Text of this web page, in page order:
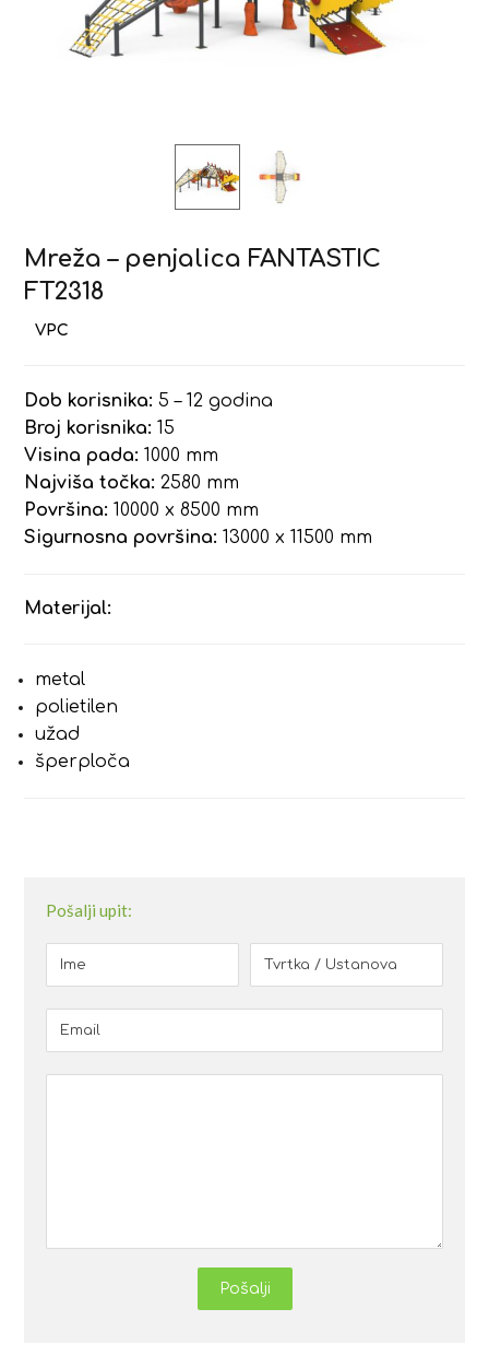
Mreža – penjalica FANTASTIC
FT2318
Dob korisnika: 5 – 12 godina
Broj korisnika: 15
Visina pada: 1000 mm
Najviša točka: 2580 mm
Površina: 10000 x 8500 mm
Sigurnosna površina: 13000 x 11500 mm
Materijal:
metal
polietilen
užad
šperploča
Pošalji upit:
Pošalji